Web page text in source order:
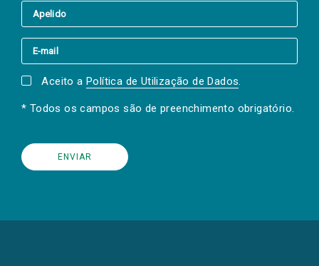
Aceito a Política de Utilização de Dados.
* Todos os campos são de preenchimento obrigatório.